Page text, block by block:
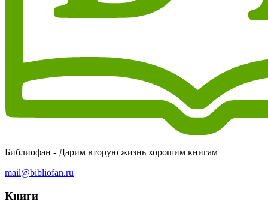
Библиофан - Дарим вторую жизнь хорошим книгам
mail@bibliofan.ru
Книги